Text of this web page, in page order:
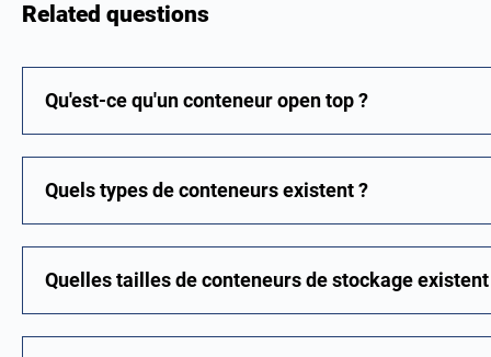
Related questions
Qu'est-ce qu'un conteneur open top ?
Quels types de conteneurs existent ?
Quelles tailles de conteneurs de stockage existent